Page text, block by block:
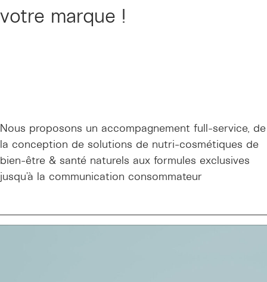
votre marque !
Nous proposons un accompagnement full-service, de
la conception de solutions de nutri-cosmétiques de
bien-être & santé naturels aux formules exclusives
jusqu’à la communication consommateur